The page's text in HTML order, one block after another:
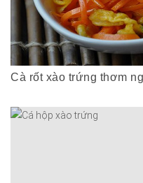
Cà rốt xào trứng thơm